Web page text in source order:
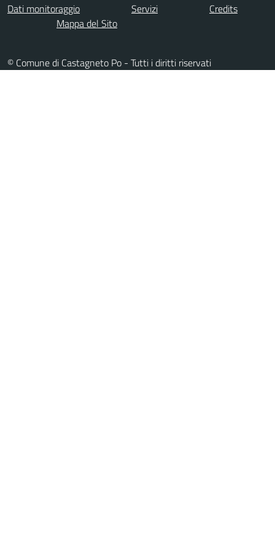
Dati monitoraggio Servizi
Credits
Mappa del Sito
© Comune di Castagneto Po - Tutti i diritti riservati